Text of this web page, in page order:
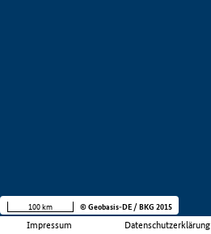
Impressum Datenschutzerklärung
100 km © Geobasis-DE / BKG 2015